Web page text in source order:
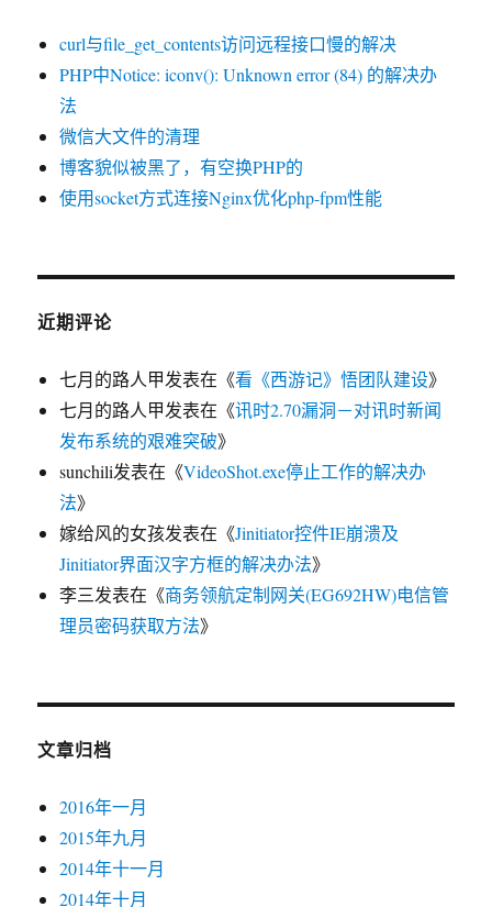
curl与file_get_contents访问远程接口慢的解决
PHP中Notice: iconv(): Unknown error (84) 的解决办
法
微信大文件的清理
博客貌似被黑了，有空换PHP的
使用socket方式连接Nginx优化php-fpm性能
近期评论
七月的路人甲发表在《看《西游记》悟团队建设》
七月的路人甲发表在《讯时2.70漏洞－对讯时新闻
发布系统的艰难突破》
sunchili发表在《VideoShot.exe停止工作的解决办
法》
嫁给风的女孩发表在《Jinitiator控件IE崩溃及
Jinitiator界面汉字方框的解决办法》
李三发表在《商务领航定制网关(EG692HW)电信管
理员密码获取方法》
文章归档
2016年一月
2015年九月
2014年十一月
2014年十月